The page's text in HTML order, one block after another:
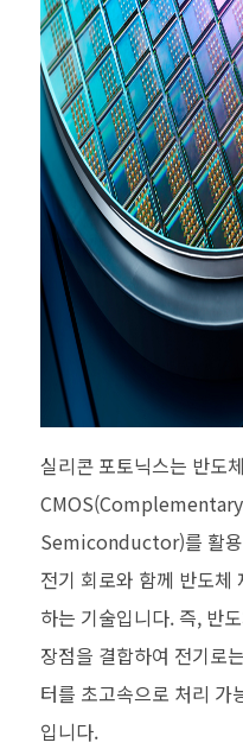
실리콘 포토닉스는 반도
Semiconductor)를 활용
전기 회로와 함께 반도체
하는 기술입니다. 즉, 반
장점을 결합하여 전기로
터를 초고속으로 처리 가
입니다.